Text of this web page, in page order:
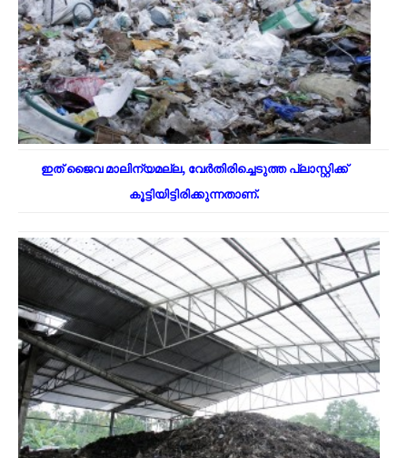
ഇത് ജൈവ മാലിന്യമല്ല, വേർതിരിച്ചെടുത്ത പ്ലാസ്റ്റിക്ക്
കൂട്ടിയിട്ടിരിക്കുന്നതാണ്.